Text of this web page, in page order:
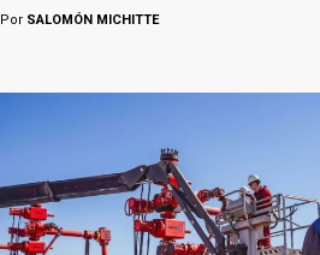
Por SALOMÓN MICHITTE